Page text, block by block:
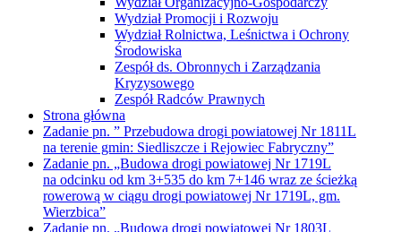
Wydział Promocji i Rozwoju
Wydział Rolnictwa, Leśnictwa i Ochrony
Środowiska
Zespół ds. Obronnych i Zarządzania
Kryzysowego
Zespół Radców Prawnych
Strona główna
Zadanie pn. ” Przebudowa drogi powiatowej Nr 1811L
na terenie gmin: Siedliszcze i Rejowiec Fabryczny”
Zadanie pn. „Budowa drogi powiatowej Nr 1719L
na odcinku od km 3+535 do km 7+146 wraz ze ścieżką
rowerową w ciągu drogi powiatowej Nr 1719L, gm.
Wierzbica”
Zadanie pn. „Budowa drogi powiatowej Nr 1803L